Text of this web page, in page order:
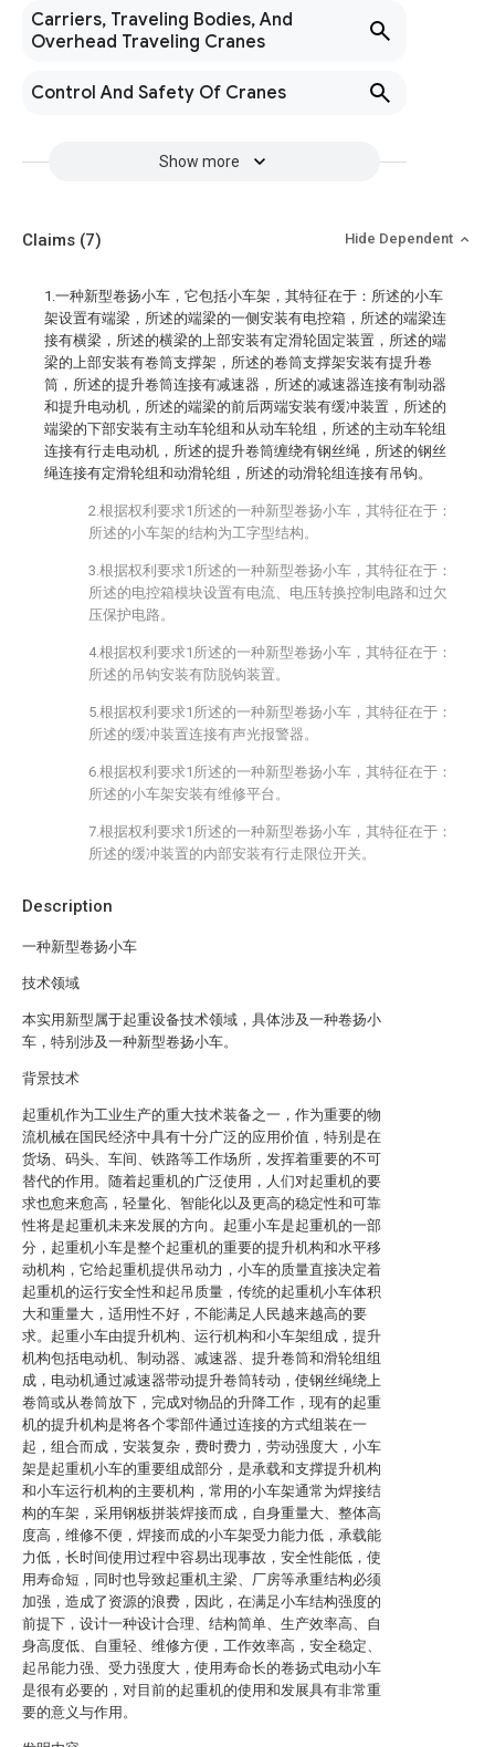
Carriers, Traveling Bodies, And
Overhead Traveling Cranes
Control And Safety Of Cranes
Show more
Description
一种新型卷扬小车
技术领域
本实用新型属于起重设备技术领域，具体涉及一种卷扬小
车，特别涉及一种新型卷扬小车。
背景技术
起重机作为工业生产的重大技术装备之一，作为重要的物
流机械在国民经济中具有十分广泛的应用价值，特别是在
货场、码头、车间、铁路等工作场所，发挥着重要的不可
替代的作用。随着起重机的广泛使用，人们对起重机的要
求也愈来愈高，轻量化、智能化以及更高的稳定性和可靠
性将是起重机未来发展的方向。起重小车是起重机的一部
分，起重机小车是整个起重机的重要的提升机构和水平移
动机构，它给起重机提供吊动力，小车的质量直接决定着
起重机的运行安全性和起吊质量，传统的起重机小车体积
大和重量大，适用性不好，不能满足人民越来越高的要
求。起重小车由提升机构、运行机构和小车架组成，提升
机构包括电动机、制动器、减速器、提升卷筒和滑轮组组
成，电动机通过减速器带动提升卷筒转动，使钢丝绳绕上
卷筒或从卷筒放下，完成对物品的升降工作，现有的起重
机的提升机构是将各个零部件通过连接的方式组装在一
起，组合而成，安装复杂，费时费力，劳动强度大，小车
架是起重机小车的重要组成部分，是承载和支撑提升机构
和小车运行机构的主要机构，常用的小车架通常为焊接结
构的车架，采用钢板拼装焊接而成，自身重量大、整体高
度高，维修不便，焊接而成的小车架受力能力低，承载能
力低，长时间使用过程中容易出现事故，安全性能低，使
用寿命短，同时也导致起重机主梁、厂房等承重结构必须
加强，造成了资源的浪费，因此，在满足小车结构强度的
前提下，设计一种设计合理、结构简单、生产效率高、自
身高度低、自重轻、维修方便，工作效率高，安全稳定、
起吊能力强、受力强度大，使用寿命长的卷扬式电动小车
是很有必要的，对目前的起重机的使用和发展具有非常重
要的意义与作用。
Claims (7) Hide Dependent
1.一种新型卷扬小车，它包括小车架，其特征在于：所述的小车
架设置有端梁，所述的端梁的一侧安装有电控箱，所述的端梁连
接有横梁，所述的横梁的上部安装有定滑轮固定装置，所述的端
梁的上部安装有卷筒支撑架，所述的卷筒支撑架安装有提升卷
筒，所述的提升卷筒连接有减速器，所述的减速器连接有制动器
和提升电动机，所述的端梁的前后两端安装有缓冲装置，所述的
端梁的下部安装有主动车轮组和从动车轮组，所述的主动车轮组
连接有行走电动机，所述的提升卷筒缠绕有钢丝绳，所述的钢丝
绳连接有定滑轮组和动滑轮组，所述的动滑轮组连接有吊钩。
2.根据权利要求1所述的一种新型卷扬小车，其特征在于：
所述的小车架的结构为工字型结构。
3.根据权利要求1所述的一种新型卷扬小车，其特征在于：
所述的电控箱模块设置有电流、电压转换控制电路和过欠
压保护电路。
4.根据权利要求1所述的一种新型卷扬小车，其特征在于：
所述的吊钩安装有防脱钩装置。
5.根据权利要求1所述的一种新型卷扬小车，其特征在于：
所述的缓冲装置连接有声光报警器。
6.根据权利要求1所述的一种新型卷扬小车，其特征在于：
所述的小车架安装有维修平台。
7.根据权利要求1所述的一种新型卷扬小车，其特征在于：
所述的缓冲装置的内部安装有行走限位开关。